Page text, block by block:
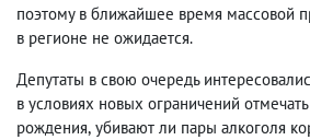
поэтому в ближайшее время массовой
в регионе не ожидается.
Депутаты в свою очередь
в условиях новых ограничений
рождения, убивают ли пары алкоголя